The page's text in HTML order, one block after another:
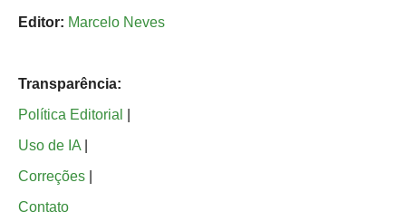
Editor: Marcelo Neves
Transparência:
Política Editorial
Uso de IA
Correções
Contato